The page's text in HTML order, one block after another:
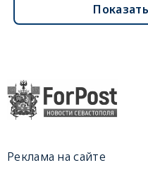
Реклама на сайте